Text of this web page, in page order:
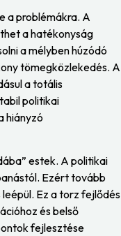
a problémákra. A
a hatékonyság
a mélyben húzódó
tömegközlekedés. A
a totális
politikai
hiányzó
estek. A politikai
Ezért tovább
Ez a torz fejlődés
és belső
fejlesztése